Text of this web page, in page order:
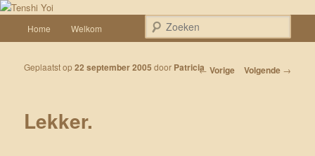
Spring naar de primaire inhoud
Tenshi Yoi
Een weblog over onze Shiba’s (Keiko, Rontu, Miyuki, Tatsu en Yumi)
Home Welkom
Bericht navigatie
← Vorige Volgende →
Lekker.
Geplaatst op22 september 2005 door Patricia